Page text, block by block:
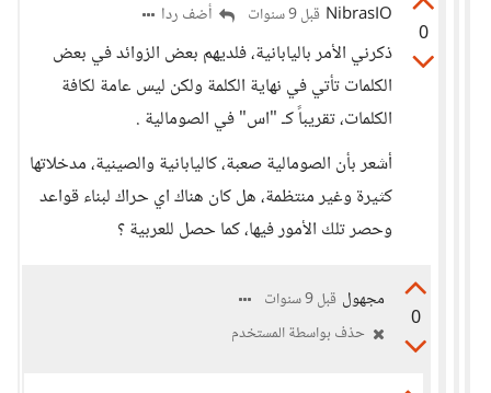
0
NibrasIO قبل 9 سنوات أضف ردا
ذكرني الأمر باليابانية، فلديهم بعض الزوائد في بعض
الكلمات تأتي في نهاية الكلمة ولكن ليس عامة لكافة
الكلمات، تقريباً كـ "اس" في الصومالية .
أشعر بأن الصومالية صعبة، كاليابانية والصينية، مدخلاتها
كثيرة وغير منتظمة، هل كان هناك اي حراك لبناء قواعد
وحصر تلك الأمور فيها، كما حصل للعربية ؟
0
مجهول قبل 9 سنوات
حذف بواسطة المستخدم